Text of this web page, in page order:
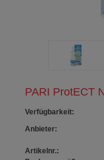
PARI ProtECT
Verfügbarkeit:
Anbieter:
Artikelnr.: